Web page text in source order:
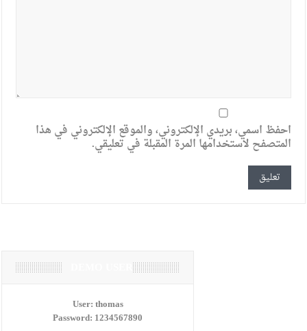
احفظ اسمي، بريدي الإلكتروني، والموقع الإلكتروني في هذا
المتصفح لاستخدامها المرة المقبلة في تعليقي.
User:thomas
Password: 1234567890